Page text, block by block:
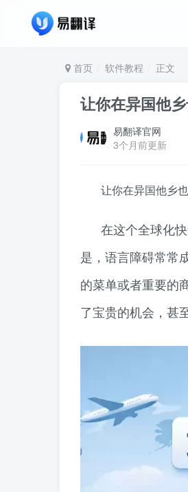
首页 软件教程 正文
让你在异国他
易翻译官网
3个月前更新
让你在异国他乡
在这个全球化
是，语言障碍常常
的菜单或者重要的
了宝贵的机会，甚